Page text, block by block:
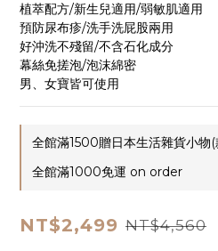
植萃配方/新生兒適用/弱敏肌適用
預防尿布疹/洗手洗屁股兩用
好沖洗不殘留/不含石化成分
幕絲免搓泡/泡沫綿密
男、女寶皆可使用
全館滿1500贈日本生活雜貨小
全館滿1000免運 on order
NT$2,499 NT$4,560